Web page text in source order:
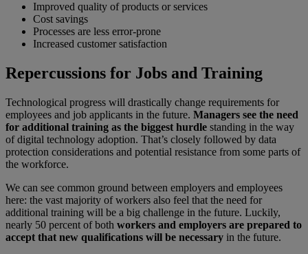
Improved quality of products or services
Cost savings
Processes are less error-prone
Increased customer satisfaction
Repercussions for Jobs and Training
Technological progress will drastically change requirements for
employees and job applicants in the future. Managers see the need
for additional training as the biggest hurdle standing in the way
of digital technology adoption. That’s closely followed by data
protection considerations and potential resistance from some parts of
the workforce.
We can see common ground between employers and employees
here: the vast majority of workers also feel that the need for
additional training will be a big challenge in the future. Luckily,
nearly 50 percent of both workers and employers are prepared to
accept that new qualifications will be necessary in the future.